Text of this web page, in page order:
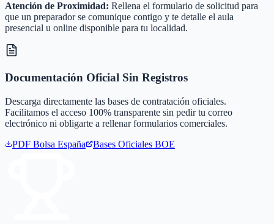
Atención de Proximidad: Rellena el formulario de solicitud para
que un preparador se comunique contigo y te detalle el aula
presencial u online disponible para tu localidad.
Documentación Oficial Sin Registros
Descarga directamente las bases de contratación oficiales.
Facilitamos el acceso 100% transparente sin pedir tu correo
electrónico ni obligarte a rellenar formularios comerciales.
PDF Bolsa España Bases Oficiales BOE